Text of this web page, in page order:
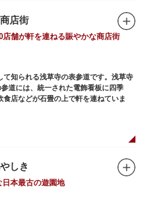
浅草寺がライトアップされ、昼間とは違
雷門は1960年に松下電器産業（現パナ
り再建されたものです。
店街
店舗が軒を連ねる賑やかな商店街
て知られる浅草寺の表参道です。浅草寺
道には、統一された電飾看板に四季
店などが石畳の上で軒を連ねていま
子や揚げまんじゅう、雷おこしなどの
び、歩いているだけで浅草らしさを感
な商品の数々は、海外からの観光客にも
子の威勢の良い売り声が飛び交うな
みください。
しき
日本最古の遊園地